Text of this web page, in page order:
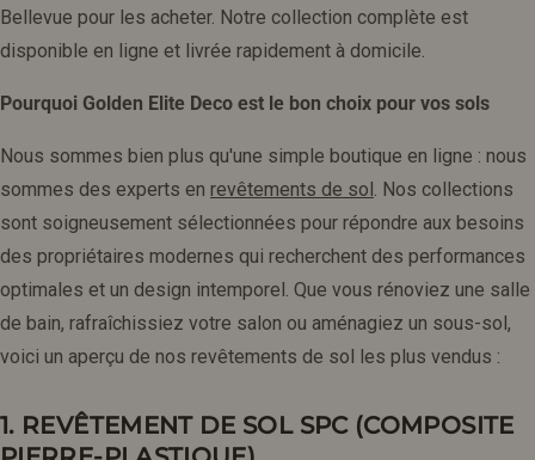
Bellevue pour les acheter. Notre collection complète est
disponible en ligne et livrée rapidement à domicile.
Pourquoi Golden Elite Deco est le bon choix pour vos sols
Nous sommes bien plus qu'une simple boutique en ligne : nous
sommes des experts en revêtements de sol . Nos collections
sont soigneusement sélectionnées pour répondre aux besoins
des propriétaires modernes qui recherchent des performances
optimales et un design intemporel. Que vous rénoviez une salle
de bain, rafraîchissiez votre salon ou aménagiez un sous-sol,
voici un aperçu de nos revêtements de sol les plus vendus :
1. REVÊTEMENT DE SOL SPC (COMPOSITE